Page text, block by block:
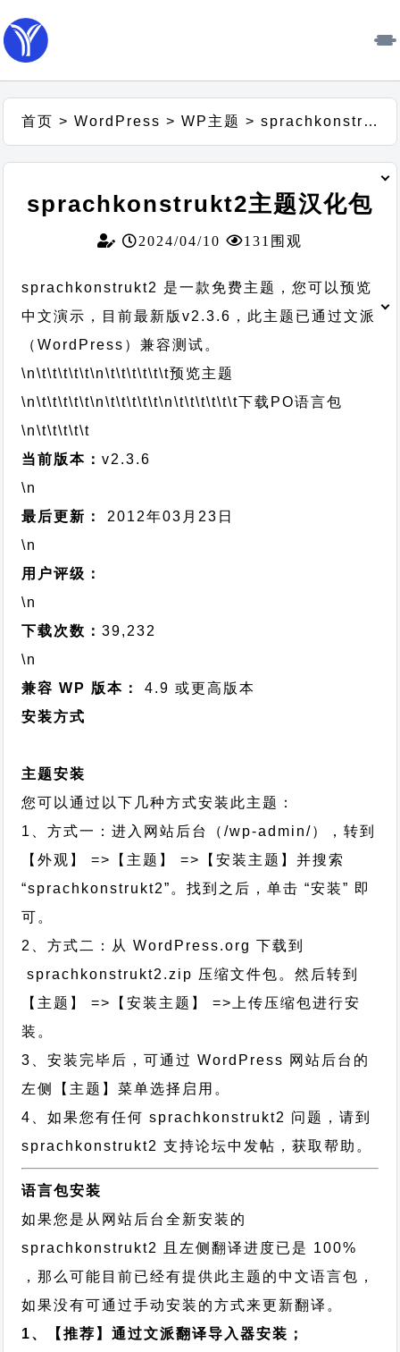
首页 >WordPress >WP主题 >sprachkonstrukt2主题汉化包
sprachkonstrukt2主题汉化包
2024/04/10 131围观
sprachkonstrukt2 是一款免费主题，您可以预览
中文演示，目前最新版v2.3.6，此主题已通过文派
（WordPress）兼容测试。
\n\t\t\t\t\t\n\t\t\t\t\t\t预览主题
\n\t\t\t\t\t\n\t\t\t\t\t\n\t\t\t\t\t\t下载PO语言包
\n\t\t\t\t\t
当前版本：v2.3.6
\n
最后更新：
2012年03月23日
\n
用户评级：
\n
下载次数：39,232
\n
兼容 WP 版本：
4.9 或更高版本
安装方式
主题安装
您可以通过以下几种方式安装此主题：
1、方式一：进入网站后台（/wp-admin/），转到
【外观】 =>【主题】 =>【安装主题】并搜索
“sprachkonstrukt2”。找到之后，单击 “安装” 即
可。
2、方式二：从 WordPress.org 下载到
sprachkonstrukt2.zip 压缩文件包。然后转到
【主题】 =>【安装主题】 =>上传压缩包进行安
装。
3、安装完毕后，可通过 WordPress 网站后台的
左侧【主题】菜单选择启用。
4、如果您有任何 sprachkonstrukt2 问题，请到
sprachkonstrukt2 支持论坛中发帖，获取帮助。
语言包安装
如果您是从网站后台全新安装的
sprachkonstrukt2 且左侧翻译进度已是 100%
，那么可能目前已经有提供此主题的中文语言包，
如果没有可通过手动安装的方式来更新翻译。
1、【推荐】通过文派翻译导入器安装；